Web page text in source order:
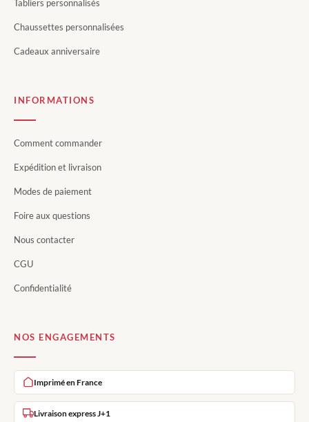
Tabliers personnalisés
Chaussettes personnalisées
Cadeaux anniversaire
INFORMATIONS
Comment commander
Expédition et livraison
Modes de paiement
Foire aux questions
Nous contacter
CGU
Confidentialité
NOS ENGAGEMENTS
Imprimé en France
Livraison express J+1